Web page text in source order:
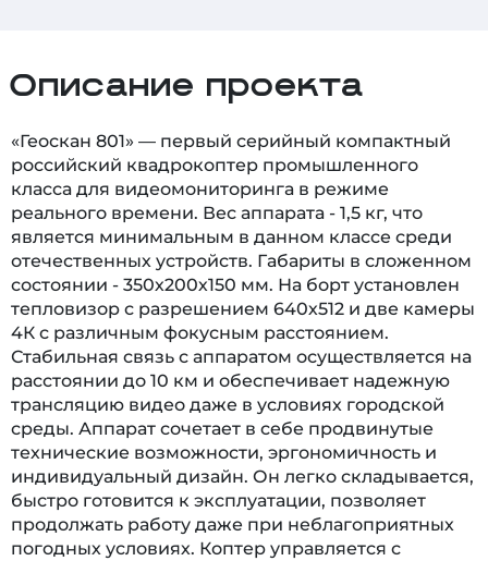
Описание проекта
«Геоскан 801» — первый серийный компактный
российский квадрокоптер промышленного
класса для видеомониторинга в режиме
реального времени. Вес аппарата - 1,5 кг, что
является минимальным в данном классе среди
отечественных устройств. Габариты в сложенном
состоянии - 350х200х150 мм. На борт установлен
тепловизор с разрешением 640х512 и две камеры
4К с различным фокусным расстоянием.
Стабильная связь с аппаратом осуществляется на
расстоянии до 10 км и обеспечивает надежную
трансляцию видео даже в условиях городской
среды. Аппарат сочетает в себе продвинутые
технические возможности, эргономичность и
индивидуальный дизайн. Он легко складывается,
быстро готовится к эксплуатации, позволяет
продолжать работу даже при неблагоприятных
погодных условиях. Коптер управляется с